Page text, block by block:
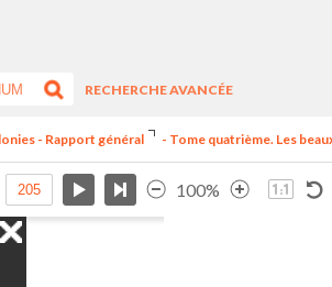
RECHERCHE AVANCÉE
- Rapport général - Tome quatrième. Les
100%